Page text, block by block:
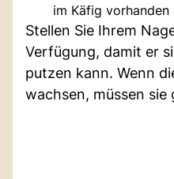
im Käfig
Stellen Sie Ihrem
Verfügung, damit er
putzen kann. Wenn
wachsen, müssen